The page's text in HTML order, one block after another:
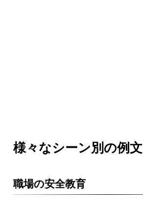
様々なシーン別の例文
職場の安全教育